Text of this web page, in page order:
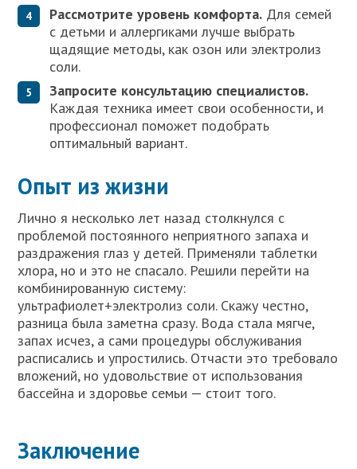
Рассмотрите уровень комфорта. Для семей
с детьми и аллергиками лучше выбрать
щадящие методы, как озон или электролиз
соли.
Запросите консультацию специалистов.
Каждая техника имеет свои особенности, и
профессионал поможет подобрать
оптимальный вариант.
Опыт из жизни
Лично я несколько лет назад столкнулся с
проблемой постоянного неприятного запаха и
раздражения глаз у детей. Применяли таблетки
хлора, но и это не спасало. Решили перейти на
комбинированную систему:
ультрафиолет+электролиз соли. Скажу честно,
разница была заметна сразу. Вода стала мягче,
запах исчез, а сами процедуры обслуживания
расписались и упростились. Отчасти это требовало
вложений, но удовольствие от использования
бассейна и здоровье семьи — стоит того.
Заключение